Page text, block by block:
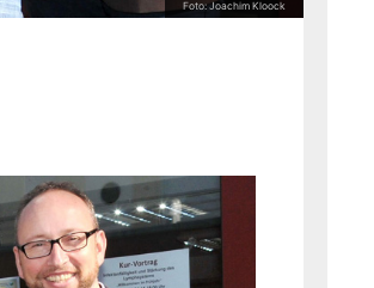
Foto: Joachim Kloock